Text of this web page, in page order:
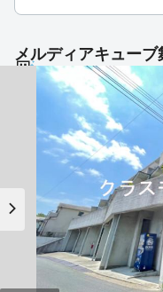
メルディアキュー